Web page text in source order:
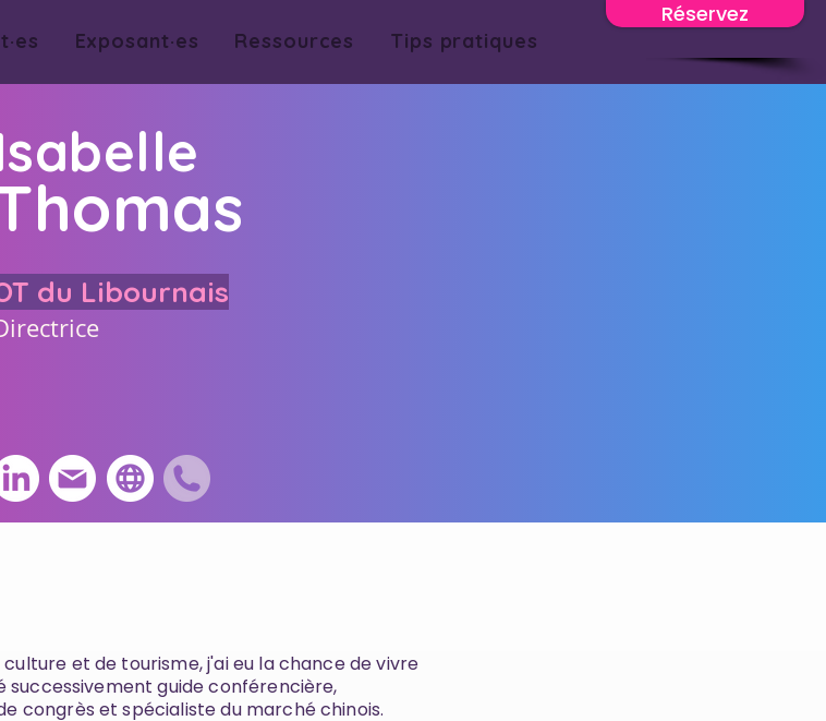
Réservez
Exposant·es Ressources Tips pratiques
du Libournais
culture et de tourisme, j'ai eu la chance de vivre
successivement guide conférencière,
congrès et spécialiste du marché chinois.